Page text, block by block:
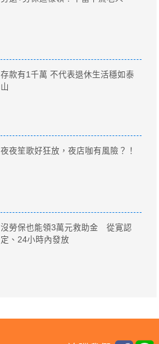
存款有1千萬 不代表退休生活穩如泰
山
夜夜笙歌好狂放，夜店咖有風險？！
沒勞保也能領3萬元救助金 從寛認
定、24小時內發放